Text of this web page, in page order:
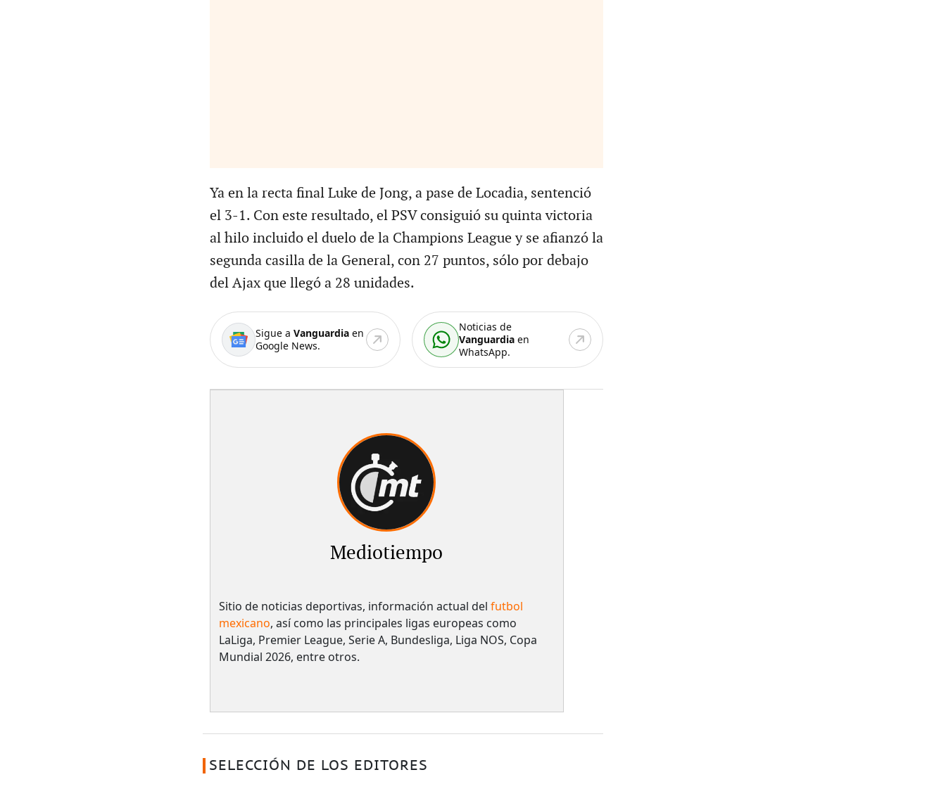
Ya en la recta final Luke de Jong, a pase de Locadia, sentenció
el 3-1. Con este resultado, el PSV consiguió su quinta victoria
al hilo incluido el duelo de la Champions League y se afianzó la
segunda casilla de la General, con 27 puntos, sólo por debajo
del Ajax que llegó a 28 unidades.
Sigue a Vanguardiaen
Google News.
Noticias de
Vanguardia en
WhatsApp.
Mediotiempo
Sitio de noticias deportivas, información actual del futbol
mexicano, así como las principales ligas europeas como
LaLiga, Premier League, Serie A, Bundesliga, Liga NOS, Copa
Mundial 2026, entre otros.
SELECCIÓN DE LOS EDITORES